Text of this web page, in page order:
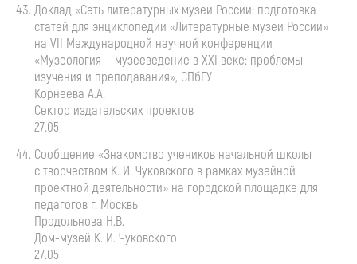
Доклад «Сеть литературных музеи России: подготовка
статей для энциклопедии «Литературные музеи России»
на VII Международной научной конференции
«Музеология — музееведение в XXI веке: проблемы
изучения и преподавания», СПбГУ
Корнеева А.А.
Сектор издательских проектов
27.05
Сообщение «Знакомство учеников начальной школы
с творчеством К. И. Чуковского в рамках музейной
проектной деятельности» на городской площадке для
педагогов г. Москвы
Продольнова Н.В.
Дом-музей К. И. Чуковского
27.05